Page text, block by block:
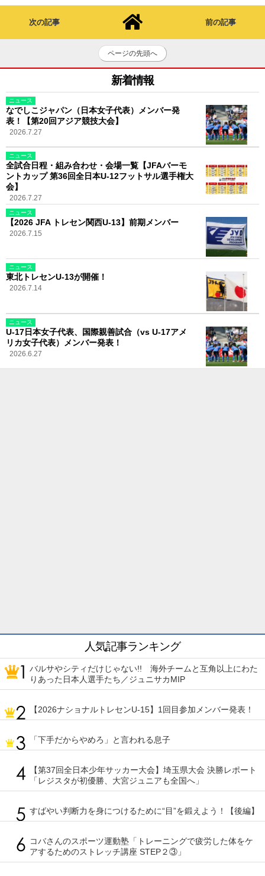
次の記事 前の記事
ページの先頭へ
新着情報
ニュース
なでしこジャパン（日本女子代表）メンバー発
表！【第20回アジア競技大会】
2026.7.27
ニュース
全試合日程・組み合わせ・会場一覧【JFAバーモ
ントカップ 第36回全日本U-12フットサル選手権大
会】
2026.7.27
ニュース
【2026 JFA トレセン関西U-13】前期メンバー
2026.7.15
ニュース
東北トレセンU-13が開催！
2026.7.14
ニュース
U-17日本女子代表、国際親善試合（vs U-17アメ
リカ女子代表）メンバー発表！
2026.6.27
人気記事ランキング
バルサやシティだけじゃない!! 海外チームと互角以上にわた
りあった日本人選手たち／ジュニサカMIP
【2026ナショナルトレセンU-15】1回目参加メンバー発表！
「下手だからやめろ」と言われる息子
【第37回全日本少年サッカー大会】埼玉県大会 決勝レポート
「レジスタが初優勝、大宮ジュニアも全国へ」
すばやい判断力を身につけるために“目”を鍛えよう！【後編】
コバさんのスポーツ運動塾「トレーニングで疲労した体をケ
アするためのストレッチ講座 STEP２③」